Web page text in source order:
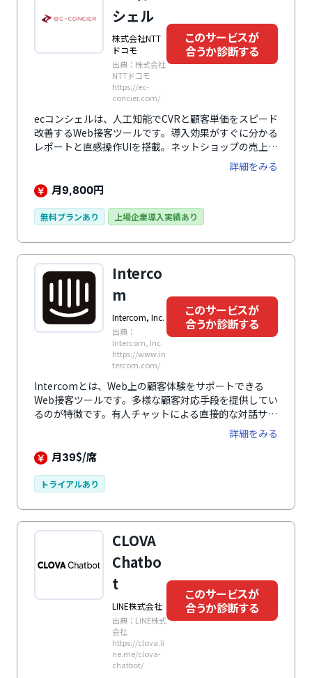
シェル
株式会社NTT
ドコモ
出典：株式会社
NTTドコモ
https://ec-
concier.com/
このサービスが
合うか診断する
ecコンシェルは、人工知能でCVRと顧客単価をスピード
改善するWeb接客ツールです。導入効果がすぐに分かる
レポートと直感操作UIを搭載。ネットショップの売上ア
ップ、直帰率改善、集客コスト削減に効果が望めるでし
詳細をみる
月9,800円
無料プランあり 上場企業導入実績あり
Interco
m
Intercom, Inc.
出典：
Intercom, Inc.
https://www.in
tercom.com/
このサービスが
合うか診断する
Intercomとは、Web上の顧客体験をサポートできる
Web接客ツールです。多様な顧客対応手段を提供してい
るのが特徴です。有人チャットによる直接的な対話サポ
ートに加え、AIチャットボットを用いた自動応答も可能
です。OpenAIの技術を利用しており、質問に即座に対
応できるよう設計されています。よくある質問（FAQ）
報を得ることができます。連絡手段としては、メールや
めることも可能です。IPC、タブレット、スマートフォ
ンに対応しており、どのデバイスからでもアクセスしや
すいユーザーインターフェースが提供されています。
詳細をみる
月39$/席
トライアルあり
CLOVA
Chatbo
t
LINE株式会社
出典：LINE株式
会社
https://clova.li
ne.me/clova-
chatbot/
このサービスが
合うか診断する